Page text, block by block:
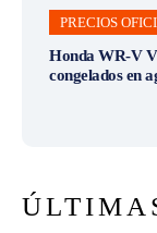
PRECIOS
Honda WR-V
congelados en